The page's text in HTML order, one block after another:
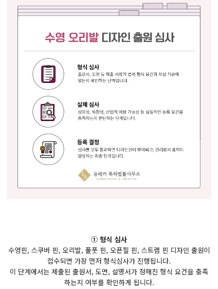
① 형식 심사
수영핀, 스쿠버 핀, 오리발, 풀풋 핀, 오픈힐 핀, 스트랩 핀 디자인 출원이
접수되면 가장 먼저 형식심사가 진행됩니다.
이 단계에서는 제출된 출원서, 도면, 설명서가 정해진 형식 요건을 충족
하는지 여부를 확인하게 됩니다.